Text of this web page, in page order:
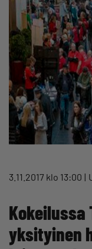
3.11.2017 klo 13:00
Kokeilussa
yksityinen